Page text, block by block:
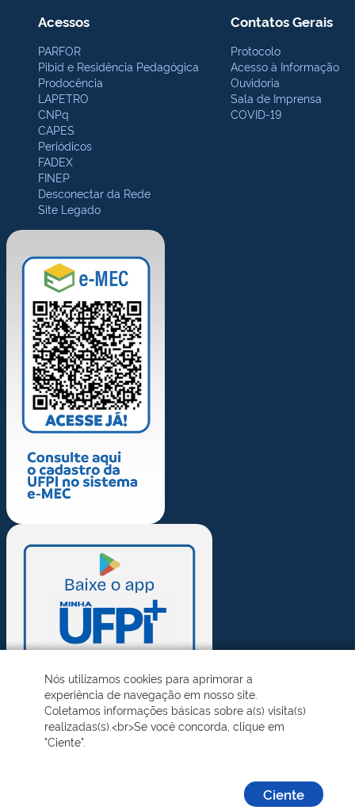
Acessos
PARFOR
Pibid e Residência Pedagógica
Prodocência
LAPETRO
CNPq
CAPES
Periódicos
FADEX
FINEP
Desconectar da Rede
Site Legado
Contatos Gerais
Protocolo
Acesso à Informação
Ouvidoria
Sala de Imprensa
COVID-19
Nós utilizamos cookies para aprimorar a
experiência de navegação em nosso site.
Coletamos informações básicas sobre a(s) visita(s)
realizadas(s).<br>Se você concorda, clique em
"Ciente".
Ciente